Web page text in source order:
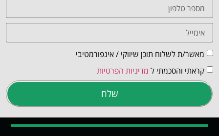
מאשר/ת לשלוח תוכן שיווקי / אינפורמטיבי
קראתי והסכמתי ל מדיניות הפרטיות
שלח